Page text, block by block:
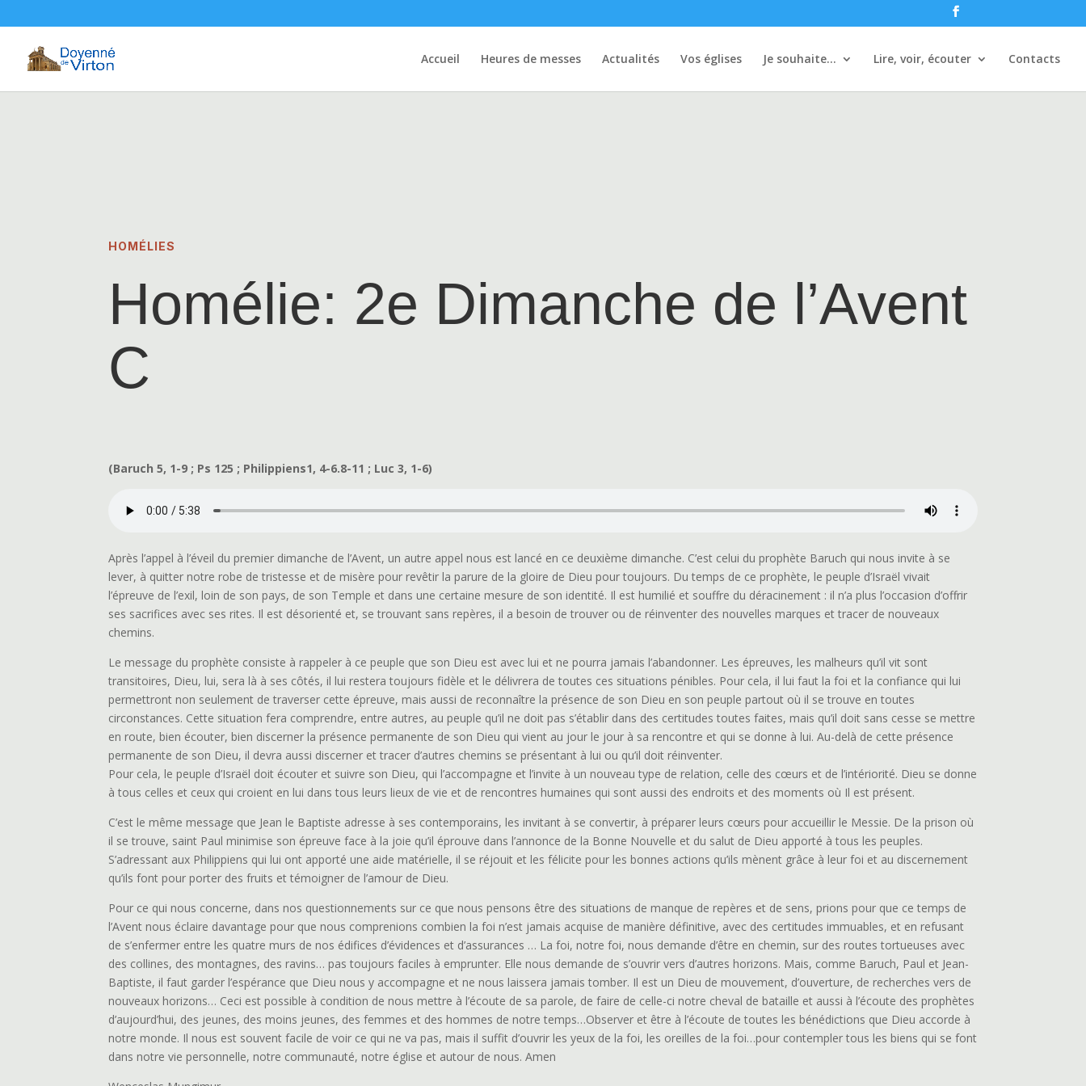
Accueil Heures de messes Actualités Vos églises Je souhaite… Lire, voir, écouter Contacts
HOMÉLIES
Homélie: 2e Dimanche de l’Avent
C
(Baruch 5, 1-9 ; Ps 125 ; Philippiens1, 4-6.8-11 ; Luc 3, 1-6)
Après l’appel à l’éveil du premier dimanche de l’Avent, un autre appel nous est lancé en ce deuxième dimanche. C’est celui du prophète Baruch qui nous invite à se
lever, à quitter notre robe de tristesse et de misère pour revêtir la parure de la gloire de Dieu pour toujours. Du temps de ce prophète, le peuple d’Israël vivait
l’épreuve de l’exil, loin de son pays, de son Temple et dans une certaine mesure de son identité. Il est humilié et souffre du déracinement : il n’a plus l’occasion d’offrir
ses sacrifices avec ses rites. Il est désorienté et, se trouvant sans repères, il a besoin de trouver ou de réinventer des nouvelles marques et tracer de nouveaux
chemins.
Le message du prophète consiste à rappeler à ce peuple que son Dieu est avec lui et ne pourra jamais l’abandonner. Les épreuves, les malheurs qu’il vit sont
transitoires, Dieu, lui, sera là à ses côtés, il lui restera toujours fidèle et le délivrera de toutes ces situations pénibles. Pour cela, il lui faut la foi et la confiance qui lui
permettront non seulement de traverser cette épreuve, mais aussi de reconnaître la présence de son Dieu en son peuple partout où il se trouve en toutes
circonstances. Cette situation fera comprendre, entre autres, au peuple qu’il ne doit pas s’établir dans des certitudes toutes faites, mais qu’il doit sans cesse se mettre
en route, bien écouter, bien discerner la présence permanente de son Dieu qui vient au jour le jour à sa rencontre et qui se donne à lui. Au-delà de cette présence
permanente de son Dieu, il devra aussi discerner et tracer d’autres chemins se présentant à lui ou qu’il doit réinventer.
Pour cela, le peuple d’Israël doit écouter et suivre son Dieu, qui l’accompagne et l’invite à un nouveau type de relation, celle des cœurs et de l’intériorité. Dieu se donne
à tous celles et ceux qui croient en lui dans tous leurs lieux de vie et de rencontres humaines qui sont aussi des endroits et des moments où Il est présent.
C’est le même message que Jean le Baptiste adresse à ses contemporains, les invitant à se convertir, à préparer leurs cœurs pour accueillir le Messie. De la prison où
il se trouve, saint Paul minimise son épreuve face à la joie qu’il éprouve dans l’annonce de la Bonne Nouvelle et du salut de Dieu apporté à tous les peuples.
S’adressant aux Philippiens qui lui ont apporté une aide matérielle, il se réjouit et les félicite pour les bonnes actions qu’ils mènent grâce à leur foi et au discernement
qu’ils font pour porter des fruits et témoigner de l’amour de Dieu.
Pour ce qui nous concerne, dans nos questionnements sur ce que nous pensons être des situations de manque de repères et de sens, prions pour que ce temps de
l’Avent nous éclaire davantage pour que nous comprenions combien la foi n’est jamais acquise de manière définitive, avec des certitudes immuables, et en refusant
de s’enfermer entre les quatre murs de nos édifices d’évidences et d’assurances … La foi, notre foi, nous demande d’être en chemin, sur des routes tortueuses avec
des collines, des montagnes, des ravins… pas toujours faciles à emprunter. Elle nous demande de s’ouvrir vers d’autres horizons. Mais, comme Baruch, Paul et Jean-
Baptiste, il faut garder l’espérance que Dieu nous y accompagne et ne nous laissera jamais tomber. Il est un Dieu de mouvement, d’ouverture, de recherches vers de
nouveaux horizons… Ceci est possible à condition de nous mettre à l’écoute de sa parole, de faire de celle-ci notre cheval de bataille et aussi à l’écoute des prophètes
d’aujourd’hui, des jeunes, des moins jeunes, des femmes et des hommes de notre temps…Observer et être à l’écoute de toutes les bénédictions que Dieu accorde à
notre monde. Il nous est souvent facile de voir ce qui ne va pas, mais il suffit d’ouvrir les yeux de la foi, les oreilles de la foi…pour contempler tous les biens qui se font
dans notre vie personnelle, notre communauté, notre église et autour de nous. Amen